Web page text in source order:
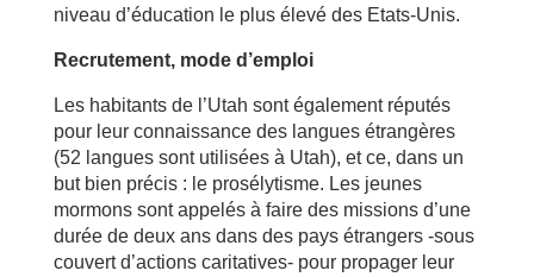
niveau d’éducation le plus élevé des Etats-Unis.
Recrutement, mode d’emploi
Les habitants de l’Utah sont également réputés
pour leur connaissance des langues étrangères
(52 langues sont utilisées à Utah), et ce, dans un
but bien précis : le prosélytisme. Les jeunes
mormons sont appelés à faire des missions d’une
durée de deux ans dans des pays étrangers -sous
couvert d’actions caritatives- pour propager leur